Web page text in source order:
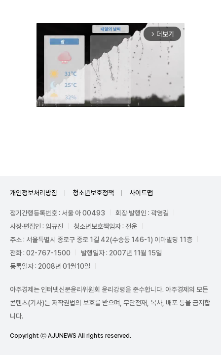
arrow_forward_ios 더보기
개인정보처리방침 청소년보호정책 사이트맵
정기간행등록번호 : 서울 아 00493
회장·발행인 : 곽영길
사장·편집인 : 임규진
청소년보호책임자 : 전운
주소 : 서울특별시 종로구 종로 1길 42(수송동 146-1) 이마빌딩 11층
전화 : 02-767-1500
발행일자 : 2007년 11월 15일
등록일자 : 2008년 01월10일
아주경제는 인터넷신문윤리위원회 윤리강령을 준수합니다. 아주경제의 모든
콘텐츠(기사)는 저작권법의 보호를 받으며, 무단전재, 복사, 배포 등을 금지합
니다.
Copyright ⓒ AJUNEWS All rights reserved.